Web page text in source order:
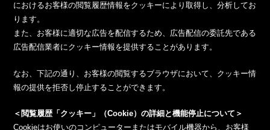
におけるお客様の閲覧履歴情報をクッキーにより取得し、分析してお
ります。
また、お客様に適切な広告を配信するため、広告配信の委託先である
広告配信業者にクッキー情報を提供することがあります。
なお、下記の通り、お客様の閲覧するブラウザにおいて、クッキー情
報の提供を拒否し停止することができます。
＜閲覧履歴「クッキー」（Cookie）の詳細と機能停止について＞
Cookieはお使いのコンピューターまたはモバイル機器から、お客様